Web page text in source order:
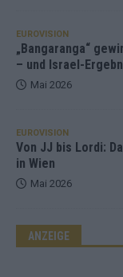
EUROVISION
„Bangaranga“
– und Israel-
Mai 2026
EUROVISION
Von JJ bis Lordi:
in Wien
Mai 2026
ANZEIGE